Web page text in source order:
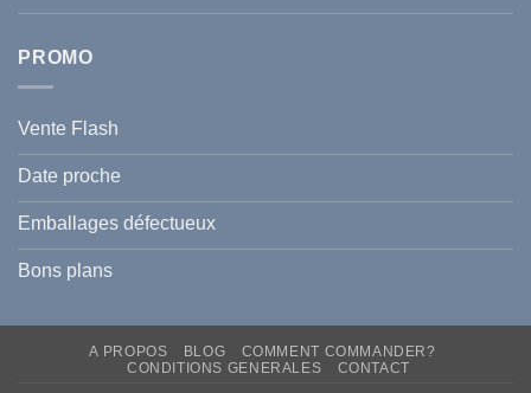
PROMO
Vente Flash
Date proche
Emballages défectueux
Bons plans
A PROPOS BLOG
COMMENT COMMANDER?
CONDITIONS GENERALES
CONTACT